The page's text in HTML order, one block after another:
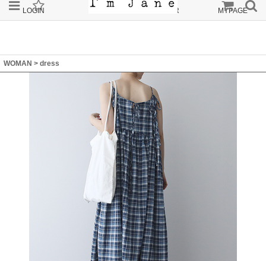
LOGIN ORDER MYPAGE
WOMAN > dress